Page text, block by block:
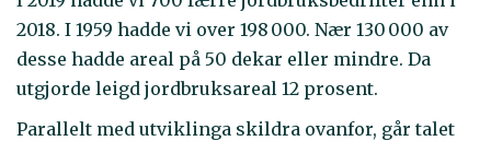
2018. I 1959 hadde vi over 198 000. Nær 130 000 av
desse hadde areal på 50 dekar eller mindre. Da
utgjorde leigd jordbruksareal 12 prosent.
Parallelt med utviklinga skildra ovanfor, går talet